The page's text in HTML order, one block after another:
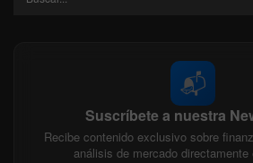
📬
Suscríbete a nuestra
Recibe contenido exclusivo sobre
análisis de mercado directamente